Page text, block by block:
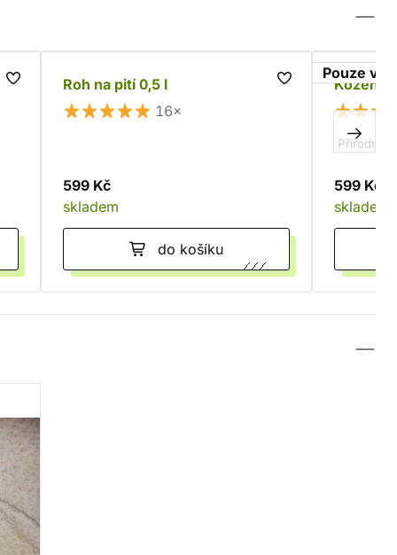
Roh na pití 0,5 l
16×
599 Kč
skladem
do košíku
Pouze v
Kožený
Přírodní
599 Kč
skladem